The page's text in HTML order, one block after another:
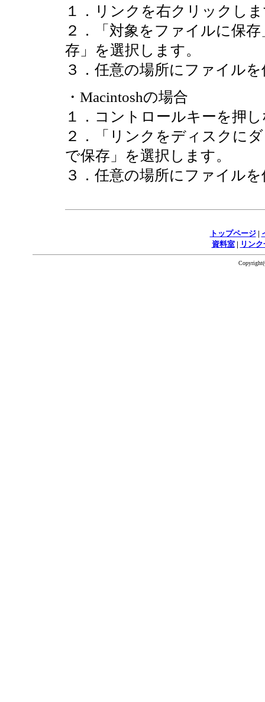
１．リンクを右クリックし
２．「対象をファイルに保
存」を選択します。
３．任意の場所にファイル
・Macintoshの場合
１．コントロールキーを押
２．「リンクをディスクに
で保存」を選択します。
３．任意の場所にファイル
トップページ|
資料室| リン